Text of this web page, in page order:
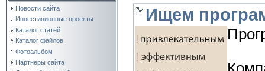
Новости сайта
Инвестиционные проекты
Каталог статей
Каталог файлов
Фотоальбом
Партнеры сайта
Ищем